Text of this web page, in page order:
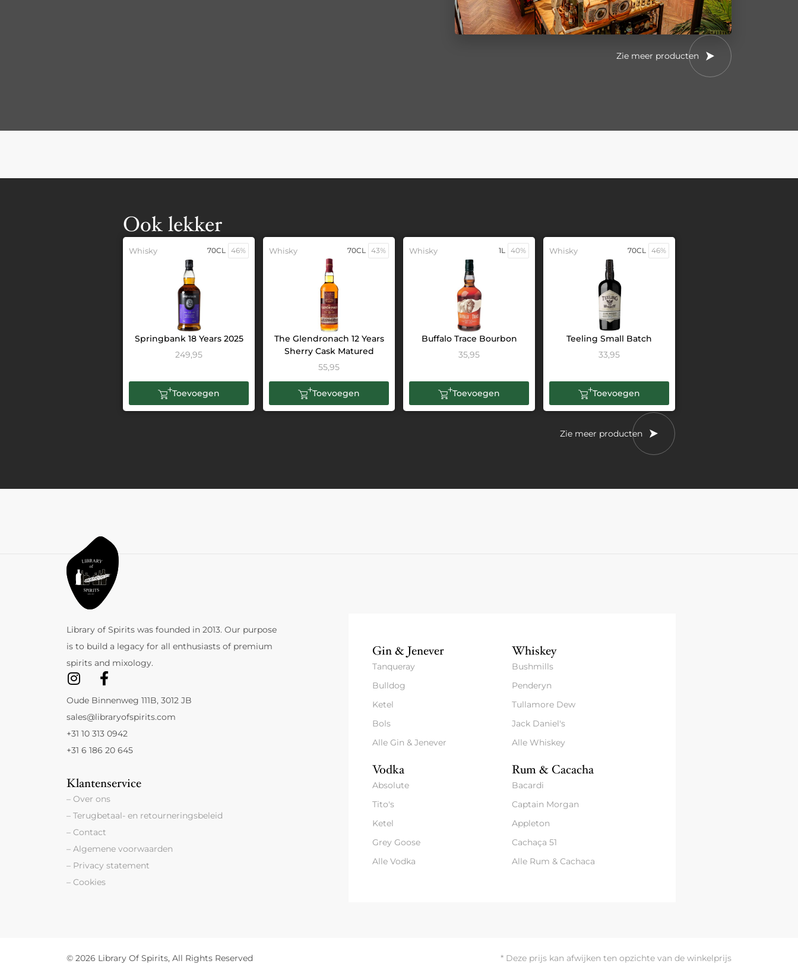
Zie meer producten
Ook lekker
Whisky 70CL 46%
Springbank 18 Years 2025
249,95
Toevoegen
Whisky 70CL 43%
The Glendronach 12 Years
Sherry Cask Matured
55,95
Toevoegen
Whisky 1L 40%
Buffalo Trace Bourbon
35,95
Toevoegen
Whisky 70CL 46%
Teeling Small Batch
33,95
Toevoegen
Zie meer producten
Library of Spirits was founded in 2013. Our purpose
is to build a legacy for all enthusiasts of premium
spirits and mixology.
Oude Binnenweg 111B, 3012 JB
sales@libraryofspirits.com
+31 10 313 0942
+31 6 186 20 645
Klantenservice
– Over ons
– Terugbetaal- en retourneringsbeleid
– Contact
– Algemene voorwaarden
– Privacy statement
– Cookies
Gin & Jenever
Tanqueray
Bulldog
Ketel
Bols
Alle Gin & Jenever
Whiskey
Bushmills
Penderyn
Tullamore Dew
Jack Daniel's
Alle Whiskey
Vodka
Absolute
Tito's
Ketel
Grey Goose
Alle Vodka
Rum & Cacacha
Bacardi
Captain Morgan
Appleton
Cachaça 51
Alle Rum & Cachaca
© 2026 Library Of Spirits, All Rights Reserved * Deze prijs kan afwijken ten opzichte van de winkelprijs